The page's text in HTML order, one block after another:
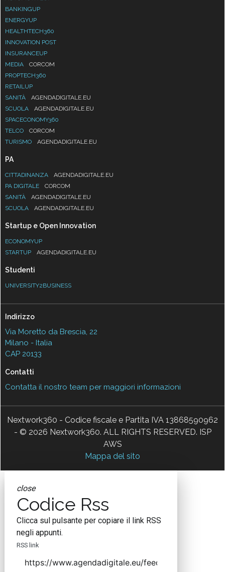
BANKINGUP
ENERGYUP
HEALTHTECH360
INNOVATION POST
INSURANCEUP
MEDIA
CORCOM
PROPTECH360
RETAILUP
SANITÀ
AGENDADIGITALE.EU
SCUOLA
AGENDADIGITALE.EU
SPACECONOMY360
TELCO
CORCOM
TURISMO
AGENDADIGITALE.EU
PA
CITTADINANZA
AGENDADIGITALE.EU
PA DIGITALE
CORCOM
SANITÀ
AGENDADIGITALE.EU
SCUOLA
AGENDADIGITALE.EU
Startup e Open Innovation
ECONOMYUP
STARTUP
AGENDADIGITALE.EU
Studenti
UNIVERSITY2BUSINESS
Indirizzo
Via Moretto da Brescia, 22
Milano - Italia
CAP 20133
Contatti
Contatta il nostro team per maggiori informazioni
Nextwork360 - Codice fiscale e Partita IVA 13868590962
- © 2026 Nextwork360. ALL RIGHTS RESERVED. ISP
AWS
Mappa del sito
close
Codice Rss
Clicca sul pulsante per copiare il link RSS
negli appunti.
RSS link